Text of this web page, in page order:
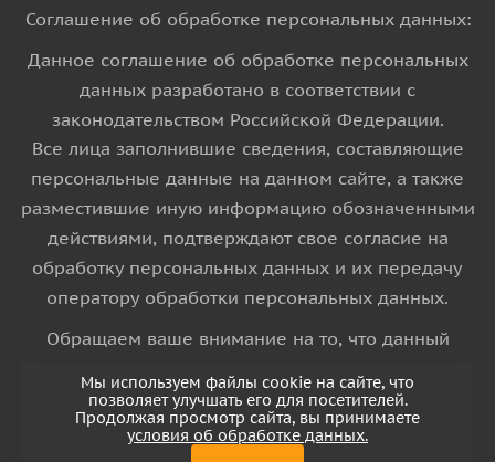
Соглашение об обработке персональных данных:
Данное соглашение об обработке персональных
данных разработано в соответствии с
законодательством Российской Федерации.
Все лица заполнившие сведения, составляющие
персональные данные на данном сайте, а также
разместившие иную информацию обозначенными
действиями, подтверждают свое согласие на
обработку персональных данных и их передачу
оператору обработки персональных данных.
Обращаем ваше внимание на то, что данный
информационный характер и ни при каких
условиях информационные материалы и цены,
Мы используем файлы cookie на сайте, что
позволяет улучшать его для посетителей.
Продолжая просмотр сайта, вы принимаете
условия об обработке данных.